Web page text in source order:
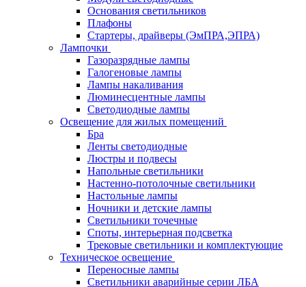
Основания светильников
Плафоны
Стартеры, драйверы (ЭмПРА,ЭПРА)
Лампочки
Газоразрядные лампы
Галогеновые лампы
Лампы накаливания
Люминесцентные лампы
Светодиодные лампы
Освещение для жилых помещений
Бра
Ленты светодиодные
Люстры и подвесы
Напольные светильники
Настенно-потолочные светильники
Настольные лампы
Ночники и детские лампы
Светильники точечные
Споты, интерьерная подсветка
Трековые светильники и комплектующие
Техническое освещение
Переносные лампы
Светильники аварийные серии ЛБА